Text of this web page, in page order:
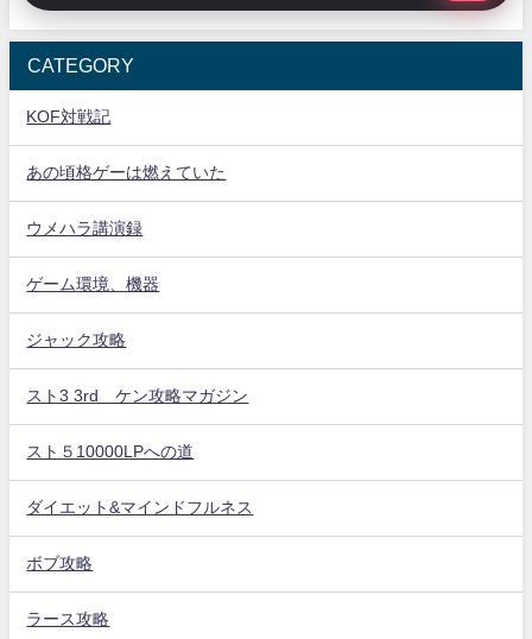
CATEGORY
KOF対戦記
あの頃格ゲーは燃えていた
ウメハラ講演録
ゲーム環境、機器
ジャック攻略
スト3 3rd ケン攻略マガジン
スト５10000LPへの道
ダイエット&マインドフルネス
ボブ攻略
ラース攻略